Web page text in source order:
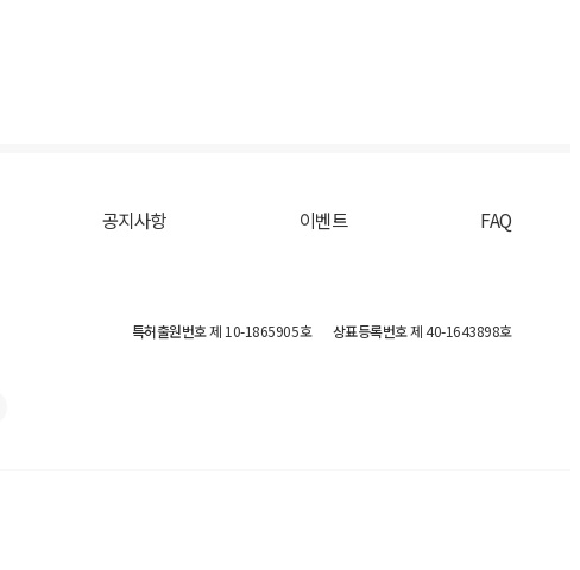
공지사항 이벤트 FAQ
특허출원번호제 10-1865905호 상표등록번호제 40-1643898호